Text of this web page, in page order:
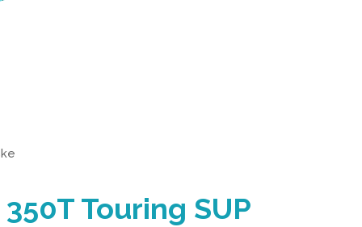
Touring SUP